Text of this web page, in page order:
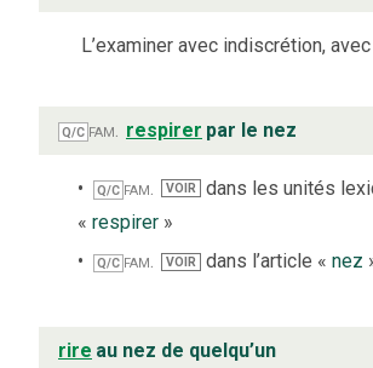
L’examiner avec indiscrétion,
Q/C fam. respirer par le nez
Q/C fam. VOIR
dans les unités
« respirer »
Q/C fam. VOIR dans l’article «nez
rire au nez de quelqu’un